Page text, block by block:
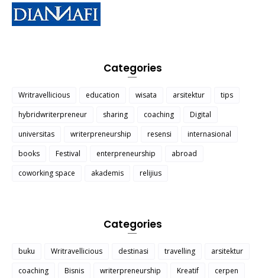
Categories
Writravellicious education wisata arsitektur
tips
hybridwriterpreneur
sharing coaching
Digital
universitas
writerpreneurship resensi
internasional
books
Festival enterpreneurship
abroad
coworking space
akademis relijius
Categories
buku Writravellicious destinasi travelling
arsitektur
coaching
Bisnis writerpreneurship Kreatif
cerpen